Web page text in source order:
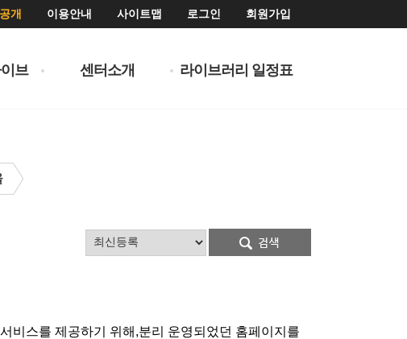
개 이용안내 사이트맵 로그인 회원가입
브 센터소개 라이브러리 일정표
비스를 제공하기 위해,분리 운영되었던 홈페이지를